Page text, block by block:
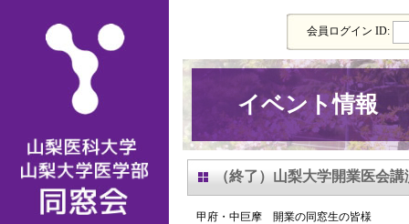
会員ログイン ID:
イベント情報
（終了）山梨大学開業医
甲府・中巨摩 開業の同窓生の皆様